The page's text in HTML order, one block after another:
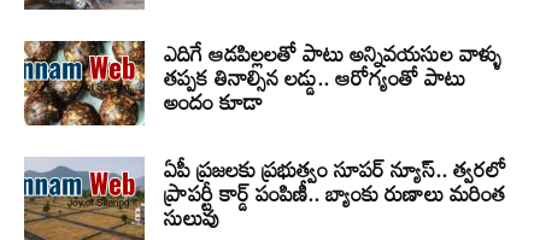
ఎదిగే ఆడపిల్లలతో పాటు అన్నివయసుల వాళ్ళు
తప్పక తినాల్సిన లడ్డు.. ఆరోగ్యంతో పాటు
అందం కూడా
ఏపీ ప్రజలకు ప్రభుత్వం సూపర్ న్యూస్.. త్వరలో
ప్రాపర్టీ కార్డ్ పంపిణీ.. బ్యాంకు రుణాలు మరింత
సులువు